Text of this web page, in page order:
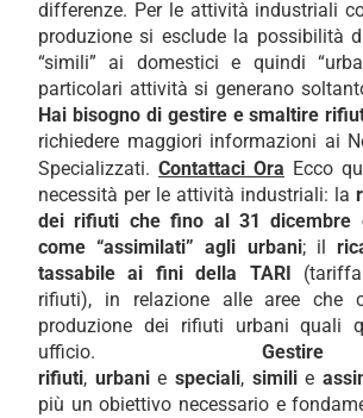
differenze. Per le attività industriali
produzione si esclude la possibilità
“simili” ai domestici e quindi
particolari attività si generano
Hai bisogno di gestire e smaltire
richiedere maggiori informazioni ai
Specializzati. Contattaci Ora Ecco
necessità per le attività industriali: la
dei rifiuti che fino al 31 dicembre
come “assimilati” agli urbani; il
tassabile ai fini della TARI
rifiuti), in relazione alle aree che
produzione dei rifiuti urbani quali
ufficio.
rifiuti, urbanie speciali,similie
più un obiettivo necessario e